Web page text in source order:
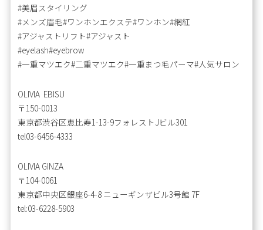
#美眉スタイリング
#メンズ眉毛#ワンホンエクステ#ワンホン#網紅
#アジャストリフト#アジャスト
#eyelash#eyebrow
#一重マツエク#二重マツエク#一重まつ毛パーマ#人気サロン
OLIVIA EBISU
〒150-0013
東京都渋谷区恵比寿1-13-9フォレストJビル301
tel03-6456-4333
OLIVIA GINZA
〒104-0061
東京都中央区銀座6-4-8 ニューギンザビル3号館 7F
tel:03-6228-5903